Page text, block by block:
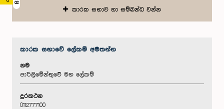
02
කාරක සභාව හා සම්බන්ධ වන්න
කාරක සභා‌වේ ලේකම් අමතන්න
නම
පාර්ලිමේන්තුවේ මහ ලේකම්
දුරකථන
0112777100